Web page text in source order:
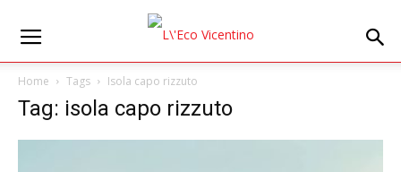
Home Tags Isola capo rizzuto
Tag: isola capo rizzuto